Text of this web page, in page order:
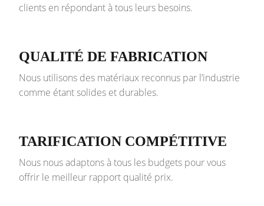
clients en répondant à tous leurs besoins.
QUALITÉ DE FABRICATION
Nous utilisons des matériaux reconnus par l’industrie
comme étant solides et durables.
TARIFICATION COMPÉTITIVE
Nous nous adaptons à tous les budgets pour vous
offrir le meilleur rapport qualité prix.